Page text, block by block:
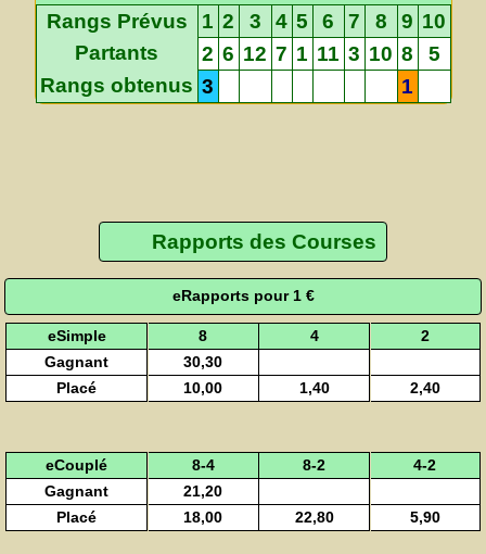
Rangs Prévus
1 2 3 4 5 6 7 8 9 10
Partants
2 6 12 7 1 11 3 10 8
5
Rangs obtenus 3 1
Rapports des Courses
eRapports pour 1 €
eSimple 8 4
2
Gagnant
30,30
Placé
10,00 1,40 2,40
eCouplé 8-4 8-2
4-2
Gagnant
21,20
Placé
18,00 22,80 5,90